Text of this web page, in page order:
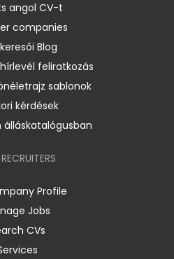
angol CV-t
companies
Blog
feliratkozás
sablonok
kérdések
álláskatalógusban
Profile
Jobs
CVs